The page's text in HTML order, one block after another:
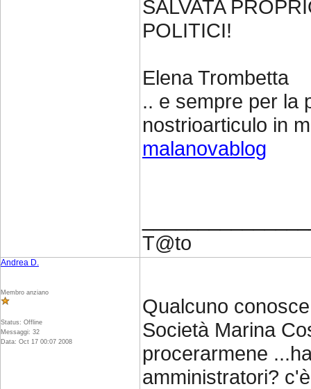
SALVATA
POLITICI!
Elena Trombetta
.. e sempre per la
nostrioarticulo in
malanovablog
T@to
Andrea D.
Membro anziano
Status: Offline
Messaggi: 32
Data: Oct 17 00:07 2008
Qualcuno
Società Marina
procerarmene
amministratori?